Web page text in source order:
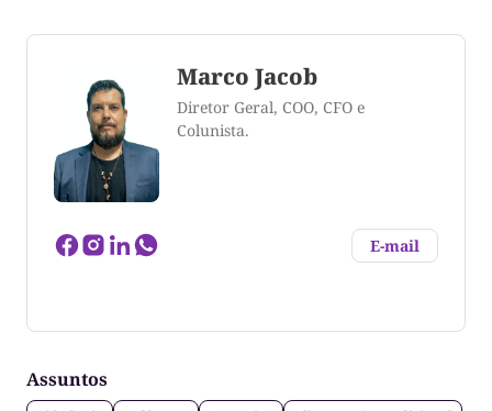
Marco Jacob
Diretor Geral, COO, CFO e
Colunista.
E-mail
Publicidade e Propaganda (UP - Curitiba),
PUC-PR e Cultura e Antropologia pela UFT. Produtor
Cultural, atuou como professor universitário e tem
Assuntos